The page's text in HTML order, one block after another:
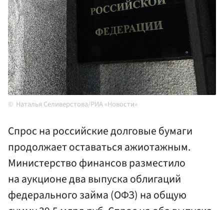
Наталья Селиверстова/РИА «Новости»
Спрос на российские долговые бумаги
продолжает оставаться ажиотажным.
Министерство финансов разместило
на аукционе два выпуска облигаций
федерального займа (ОФЗ) на общую